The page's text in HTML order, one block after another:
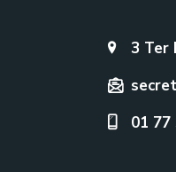
3 Ter
01 77